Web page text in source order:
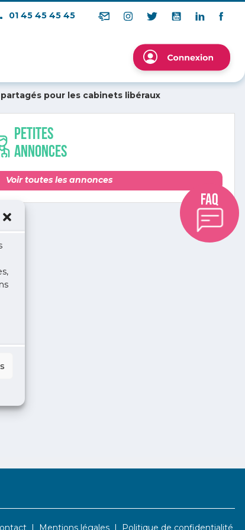
01 45 45 45 45
pour les cabinets libéraux
Petites
annonces
Voir toutes les annonces
Mentions légales Politique de confidentialité